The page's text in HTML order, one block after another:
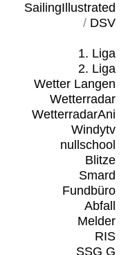
SailingIllustrated
/ DSV
1. Liga
2. Liga
Wetter Langen
Wetterradar
WetterradarAni
Windytv
nullschool
Blitze
Smard
Fundbüro
Abfall
Melder
RIS
SSG G